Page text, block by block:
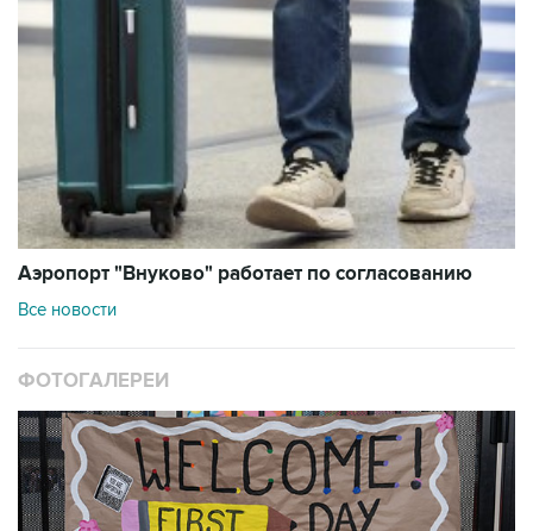
Аэропорт "Внуково" работает по согласованию
Все новости
ФОТОГАЛЕРЕИ